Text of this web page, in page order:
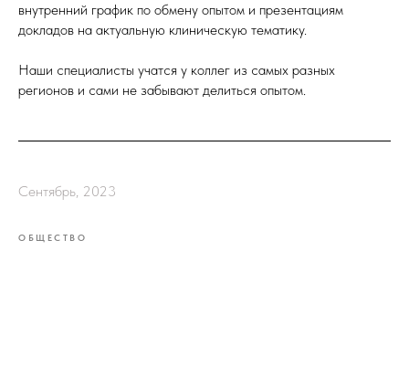
внутренний график по обмену опытом и презентациям
докладов на актуальную клиническую тематику.
Наши специалисты учатся у коллег из самых разных
регионов и сами не забывают делиться опытом.
Сентябрь, 2023
ОБЩЕСТВО